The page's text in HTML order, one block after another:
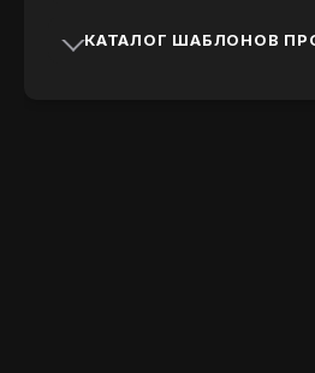
КАТАЛОГ ШАБЛОНОВ